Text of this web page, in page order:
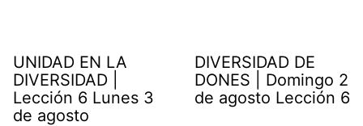
UNIDAD EN LA
DIVERSIDAD |
Lección 6 Lunes 3
de agosto
DIVERSIDAD DE
DONES | Domingo 2
de agosto Lección 6